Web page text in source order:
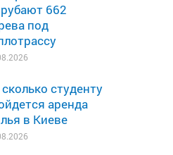
662
под
студенту
аренда
в Киеве